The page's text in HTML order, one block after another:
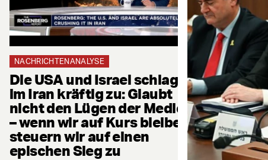
NACHRICHTENANALYSE
Die USA und Israel schlagen
im Iran kräftig zu: Glaubt
nicht den Lügen der Medien
– wenn wir auf Kurs bleiben,
steuern wir auf einen
epischen Sieg zu